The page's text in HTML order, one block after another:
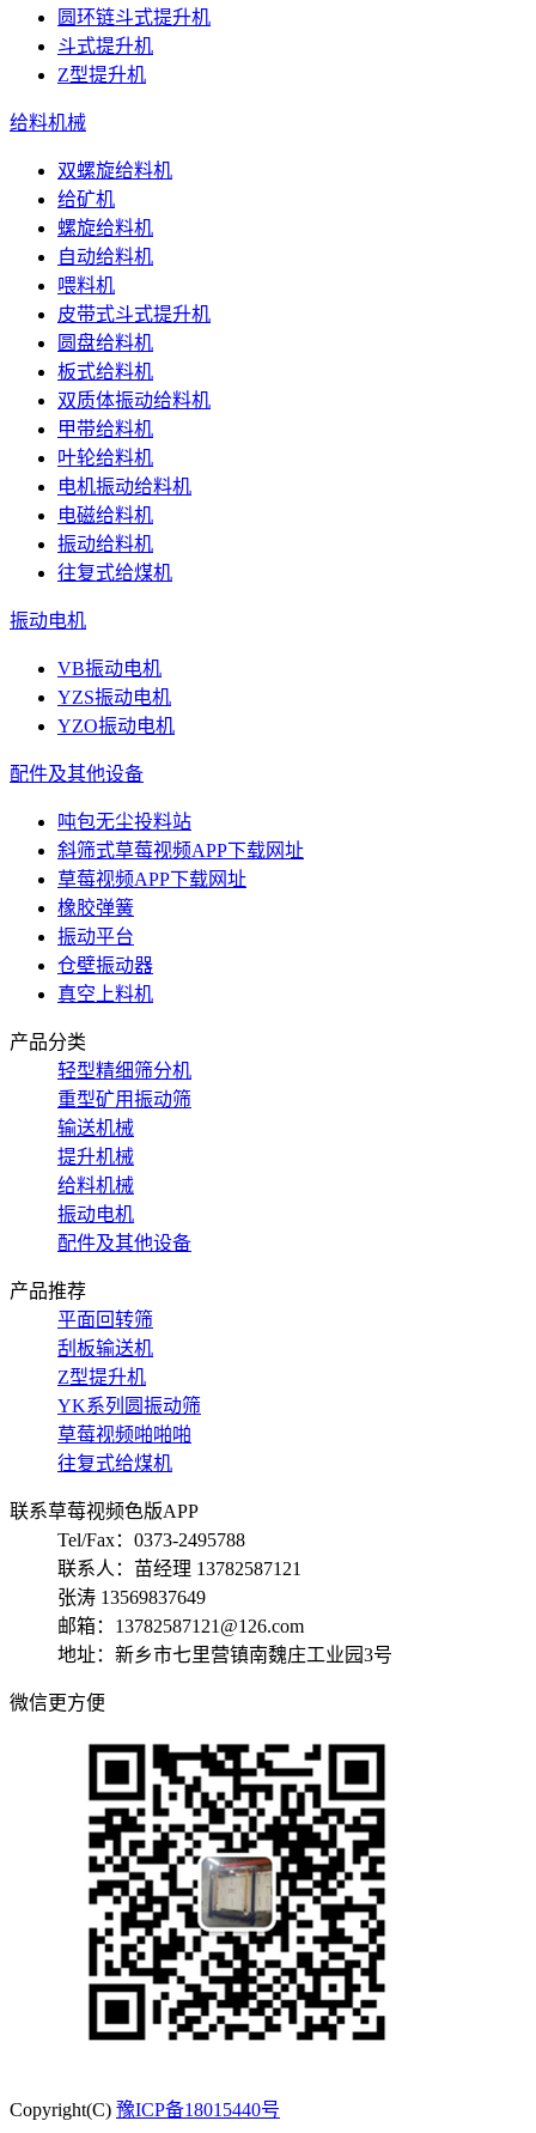
圆环链斗式提升机
斗式提升机
Z型提升机
给料机械
双螺旋给料机
给矿机
螺旋给料机
自动给料机
喂料机
皮带式斗式提升机
圆盘给料机
板式给料机
双质体振动给料机
甲带给料机
叶轮给料机
电机振动给料机
电磁给料机
振动给料机
往复式给煤机
振动电机
VB振动电机
YZS振动电机
YZO振动电机
配件及其他设备
吨包无尘投料站
斜筛式草莓视频APP下载网址
草莓视频APP下载网址
橡胶弹簧
振动平台
仓壁振动器
真空上料机
产品分类
轻型精细筛分机
重型矿用振动筛
输送机械
提升机械
给料机械
振动电机
配件及其他设备
产品推荐
平面回转筛
刮板输送机
Z型提升机
YK系列圆振动筛
草莓视频啪啪啪
往复式给煤机
联系草莓视频色版APP
Tel/Fax：0373-2495788
联系人：苗经理 13782587121
张涛 13569837649
邮箱：13782587121@126.com
地址：新乡市七里营镇南魏庄工业园3号
微信更方便
Copyright(C) 豫ICP备18015440号